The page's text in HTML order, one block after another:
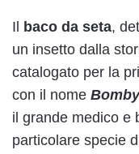
Il baco da seta,
un insetto dalla
catalogato per la
con il nome
il grande medico e
particolare specie